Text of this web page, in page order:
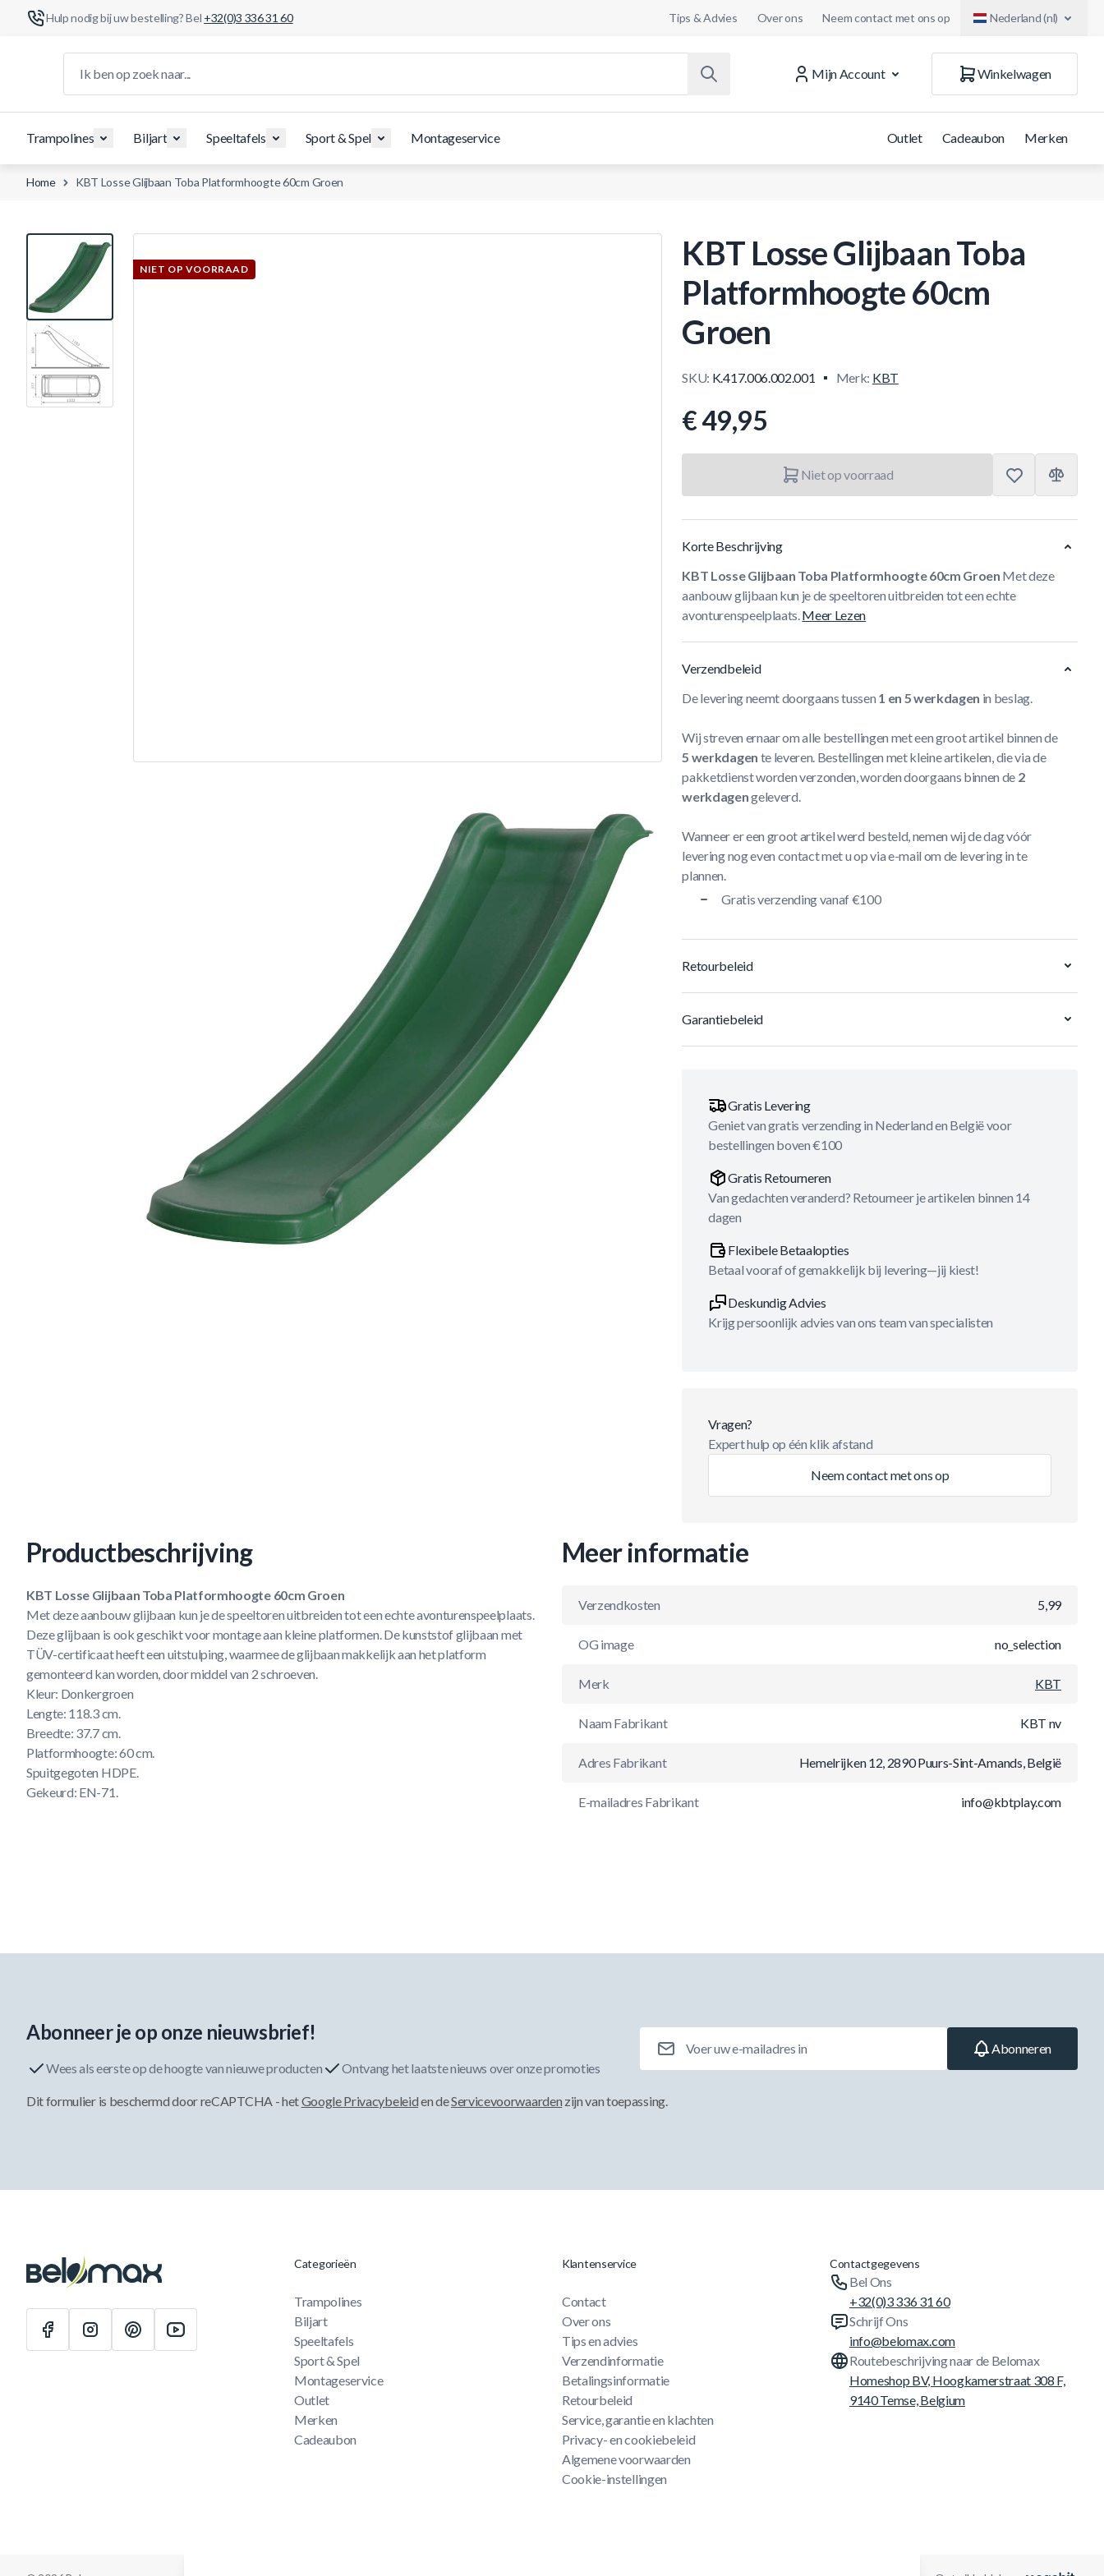
Hulp nodig bij uw bestelling? Bel +32(0)3 336 31 60 Tips & Advies Over ons Neem contact met ons op Nederland (nl)
Mijn Account
Winkelwagen
Trampolines Biljart Speeltafels Sport & Spel Montageservice Outlet Cadeaubon Merken
Home KBT Losse Glijbaan Toba Platformhoogte 60cm Groen
NIET OP VOORRAAD
View larger image
KBT Losse Glijbaan Toba
Platformhoogte 60cm
Groen
SKU: K.417.006.002.001 Merk: KBT
€ 49,95
Niet op voorraad
Korte Beschrijving
KBT Losse Glijbaan Toba Platformhoogte 60cm Groen Met deze
aanbouw glijbaan kun je de speeltoren uitbreiden tot een echte
avonturenspeelplaats.Meer Lezen
Verzendbeleid
De levering neemt doorgaans tussen 1 en 5 werkdagen in beslag.
Wij streven ernaar om alle bestellingen met een groot artikel binnen de
5 werkdagen te leveren. Bestellingen met kleine artikelen, die via de
pakketdienst worden verzonden, worden doorgaans binnen de 2
werkdagengeleverd.
Wanneer er een groot artikel werd besteld, nemen wij de dag vóór
levering nog even contact met u op via e-mail om de levering in te
plannen.
Gratis verzending vanaf €100
Retourbeleid
Garantiebeleid
Gratis Levering
Geniet van gratis verzending in Nederland en België voor
bestellingen boven €100
Gratis Retourneren
Van gedachten veranderd? Retourneer je artikelen binnen 14
dagen
Flexibele Betaalopties
Betaal vooraf of gemakkelijk bij levering—jij kiest!
Deskundig Advies
Krijg persoonlijk advies van ons team van specialisten
Vragen?
Expert hulp op één klik afstand
Neem contact met ons op
Productbeschrijving
KBT Losse Glijbaan Toba Platformhoogte 60cm Groen
Met deze aanbouw glijbaan kun je de speeltoren uitbreiden tot een echte avonturenspeelplaats.
Deze glijbaan is ook geschikt voor montage aan kleine platformen. De kunststof glijbaan met
TÜV-certificaat heeft een uitstulping, waarmee de glijbaan makkelijk aan het platform
gemonteerd kan worden, door middel van 2 schroeven.
Kleur: Donkergroen
Lengte: 118.3 cm.
Breedte: 37.7 cm.
Platformhoogte: 60 cm.
Spuitgegoten HDPE.
Gekeurd: EN-71.
Meer informatie
Verzendkosten 5,99
OG image no_selection
Merk KBT
Naam Fabrikant KBT nv
Adres Fabrikant Hemelrijken 12, 2890 Puurs-Sint-Amands, België
E-mailadres Fabrikant info@kbtplay.com
Abonneer je op onze nieuwsbrief!
Wees als eerste op de hoogte van nieuwe producten Ontvang het laatste nieuws over onze promoties
Abonneren
Dit formulier is beschermd door reCAPTCHA - hetGoogle Privacybeleiden deServicevoorwaarden zijn van toepassing.
Categorieën
Trampolines
Biljart
Speeltafels
Sport & Spel
Montageservice
Outlet
Merken
Cadeaubon
Klantenservice
Contact
Over ons
Tips en advies
Verzendinformatie
Betalingsinformatie
Retourbeleid
Service, garantie en klachten
Privacy- en cookiebeleid
Algemene voorwaarden
Cookie-instellingen
Contactgegevens
Bel Ons
+32(0)3 336 31 60
Schrijf Ons
info@belomax.com
Routebeschrijving naar de Belomax
Homeshop BV, Hoogkamerstraat 308 F,
9140 Temse, Belgium